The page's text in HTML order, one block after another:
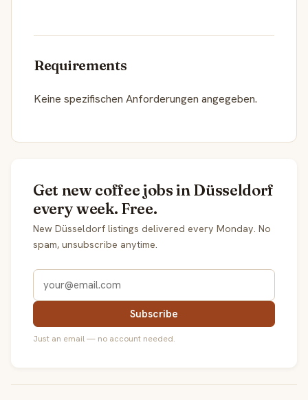
Requirements
Keine spezifischen Anforderungen angegeben.
Get new coffee jobs in Düsseldorf
every week. Free.
New Düsseldorf listings delivered every Monday. No
spam, unsubscribe anytime.
Subscribe
Just an email — no account needed.